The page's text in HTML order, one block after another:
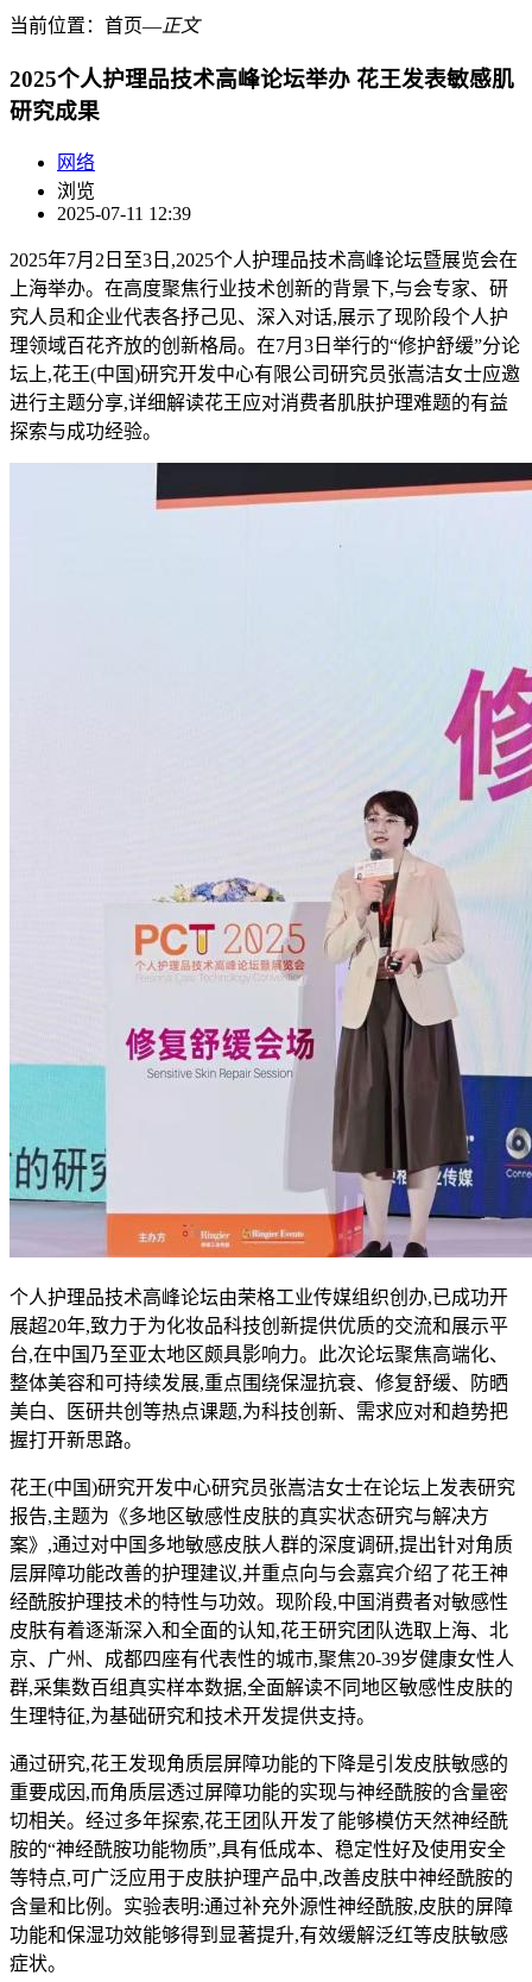
当前位置： 首页―正文
2025个人护理品技术高峰论坛举办 花王发表敏感肌
研究成果
网络
浏览
2025-07-11 12:39
2025年7月2日至3日,2025个人护理品技术高峰论坛暨展览会在
上海举办。在高度聚焦行业技术创新的背景下,与会专家、研
究人员和企业代表各抒己见、深入对话,展示了现阶段个人护
理领域百花齐放的创新格局。在7月3日举行的“修护舒缓”分论
坛上,花王(中国)研究开发中心有限公司研究员张嵩洁女士应邀
进行主题分享,详细解读花王应对消费者肌肤护理难题的有益
探索与成功经验。
个人护理品技术高峰论坛由荣格工业传媒组织创办,已成功开
展超20年,致力于为化妆品科技创新提供优质的交流和展示平
台,在中国乃至亚太地区颇具影响力。此次论坛聚焦高端化、
整体美容和可持续发展,重点围绕保湿抗衰、修复舒缓、防晒
美白、医研共创等热点课题,为科技创新、需求应对和趋势把
握打开新思路。
花王(中国)研究开发中心研究员张嵩洁女士在论坛上发表研究
报告,主题为《多地区敏感性皮肤的真实状态研究与解决方
案》,通过对中国多地敏感皮肤人群的深度调研,提出针对角质
层屏障功能改善的护理建议,并重点向与会嘉宾介绍了花王神
经酰胺护理技术的特性与功效。现阶段,中国消费者对敏感性
皮肤有着逐渐深入和全面的认知,花王研究团队选取上海、北
京、广州、成都四座有代表性的城市,聚焦20-39岁健康女性人
群,采集数百组真实样本数据,全面解读不同地区敏感性皮肤的
生理特征,为基础研究和技术开发提供支持。
通过研究,花王发现角质层屏障功能的下降是引发皮肤敏感的
重要成因,而角质层透过屏障功能的实现与神经酰胺的含量密
切相关。经过多年探索,花王团队开发了能够模仿天然神经酰
胺的“神经酰胺功能物质”,具有低成本、稳定性好及使用安全
等特点,可广泛应用于皮肤护理产品中,改善皮肤中神经酰胺的
含量和比例。实验表明:通过补充外源性神经酰胺,皮肤的屏障
功能和保湿功效能够得到显著提升,有效缓解泛红等皮肤敏感
症状。